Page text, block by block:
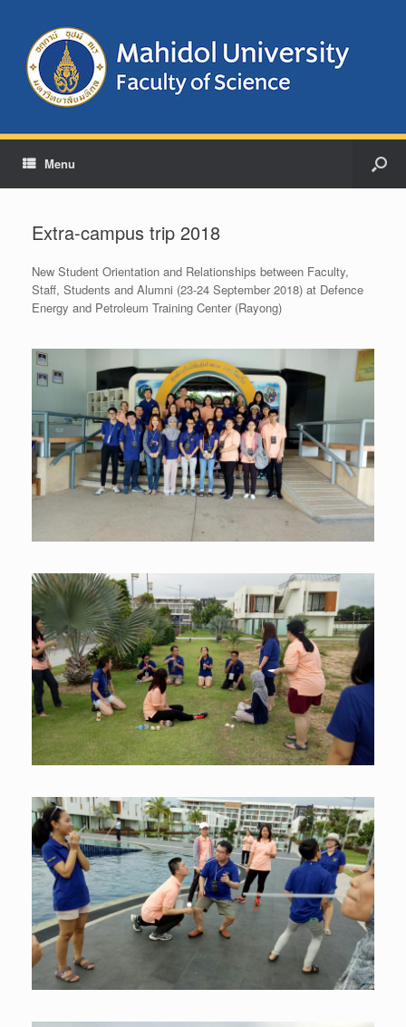
Menu
Extra-campus trip 2018
New Student Orientation and Relationships between Faculty,
Staff, Students and Alumni (23-24 September 2018) at Defence
Energy and Petroleum Training Center (Rayong)